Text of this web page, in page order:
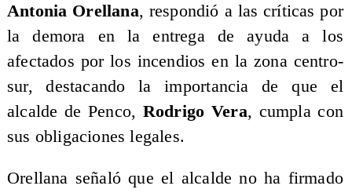
Antonia Orellana, respondió a las críticas por
la demora en la entrega de ayuda a los
afectados por los incendios en la zona centro-
sur, destacando la importancia de que el
alcalde de Penco, Rodrigo Vera, cumpla con
sus obligaciones legales.
Orellana señaló que el alcalde no ha firmado